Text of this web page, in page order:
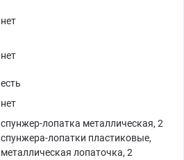
нет
нет
есть
нет
спунжер-лопатка металлическая, 2
спунжера-лопатки пластиковые,
металлическая лопаточка, 2